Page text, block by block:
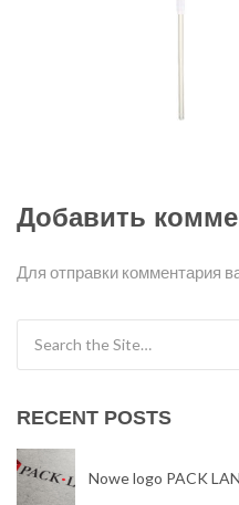
Добавить
Для отправки комментария
RECENT POSTS
Nowe logo PACK